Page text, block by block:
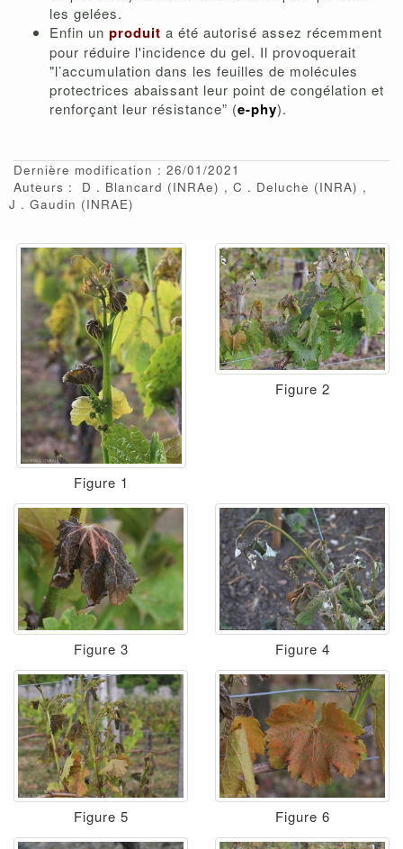
les gelées.
Enfin un produit a été autorisé assez récemment
pour réduire l'incidence du gel. Il provoquerait
"l’accumulation dans les feuilles de molécules
protectrices abaissant leur point de congélation et
renforçant leur résistance” (e-phy).
Dernière modification : 26/01/2021
Auteurs :
D Blancard (INRAe) C Deluche (INRA)
J
Gaudin (INRAE)
Figure 1
Figure 2
Figure 3 Figure 4
Figure 5 Figure 6